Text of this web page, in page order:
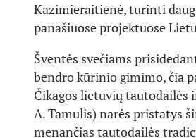
Kazimieraitienė, turinti
panašiuose projektuose
Šventės svečiams
bendro kūrinio gimimo, čia
Čikagos lietuvių
A. Tamulis) narės pristatys
menančias tautodailės